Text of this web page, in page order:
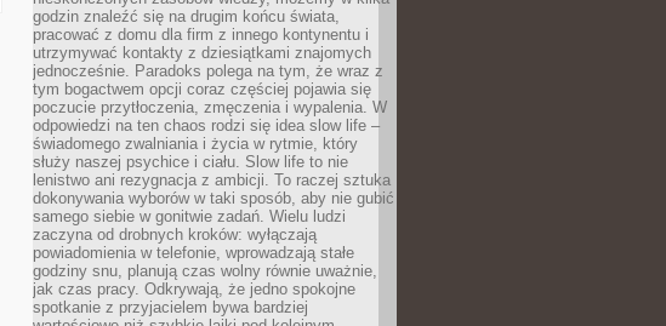
godzin znaleźć się na drugim końcu świata,
pracować z domu dla firm z innego kontynentu i
utrzymywać kontakty z dziesiątkami znajomych
jednocześnie. Paradoks polega na tym, że wraz z
tym bogactwem opcji coraz częściej pojawia się
poczucie przytłoczenia, zmęczenia i wypalenia. W
odpowiedzi na ten chaos rodzi się idea slow life –
świadomego zwalniania i życia w rytmie, który
służy naszej psychice i ciału. Slow life to nie
lenistwo ani rezygnacja z ambicji. To raczej sztuka
dokonywania wyborów w taki sposób, aby nie gubić
samego siebie w gonitwie zadań. Wielu ludzi
zaczyna od drobnych kroków: wyłączają
powiadomienia w telefonie, wprowadzają stałe
godziny snu, planują czas wolny równie uważnie,
jak czas pracy. Odkrywają, że jedno spokojne
spotkanie z przyjacielem bywa bardziej